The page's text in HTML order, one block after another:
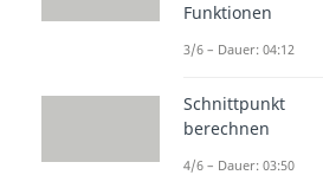
Funktionen
3/6 – Dauer: 04:12
Schnittpunkt
berechnen
4/6 – Dauer: 03:50